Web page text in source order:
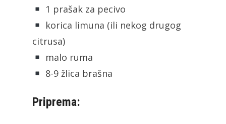
1 prašak za pecivo
korica limuna (ili nekog drugog
citrusa)
malo ruma
8-9 žlica brašna
Priprema: